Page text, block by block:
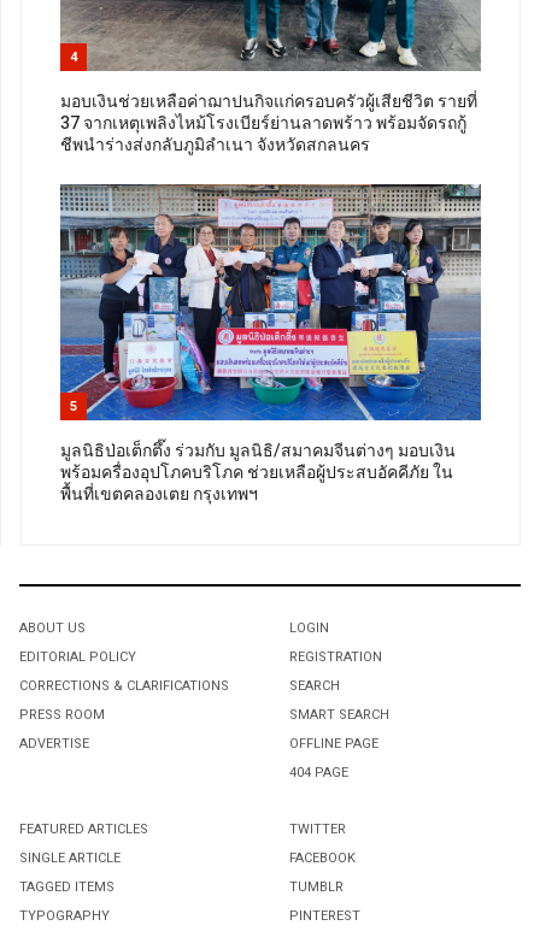
4
มอบเงินช่วยเหลือค่าฌาปนกิจแก่ครอบครัวผู้เสียชีวิต รายที่
37 จากเหตุเพลิงไหม้โรงเบียร์ย่านลาดพร้าว พร้อมจัดรถกู้
ชีพนำร่างส่งกลับภูมิลำเนา จังหวัดสกลนคร
5
มูลนิธิป่อเต็กตึ๊ง ร่วมกับ มูลนิธิ/สมาคมจีนต่างๆ มอบเงิน
พร้อมครื่องอุปโภคบริโภค ช่วยเหลือผู้ประสบอัคคีภัย ใน
พื้นที่เขตคลองเตย กรุงเทพฯ
ABOUT US
EDITORIAL POLICY
CORRECTIONS & CLARIFICATIONS
PRESS ROOM
ADVERTISE
LOGIN
REGISTRATION
SEARCH
SMART SEARCH
OFFLINE PAGE
404 PAGE
FEATURED ARTICLES
SINGLE ARTICLE
TAGGED ITEMS
TYPOGRAPHY
TWITTER
FACEBOOK
TUMBLR
PINTEREST